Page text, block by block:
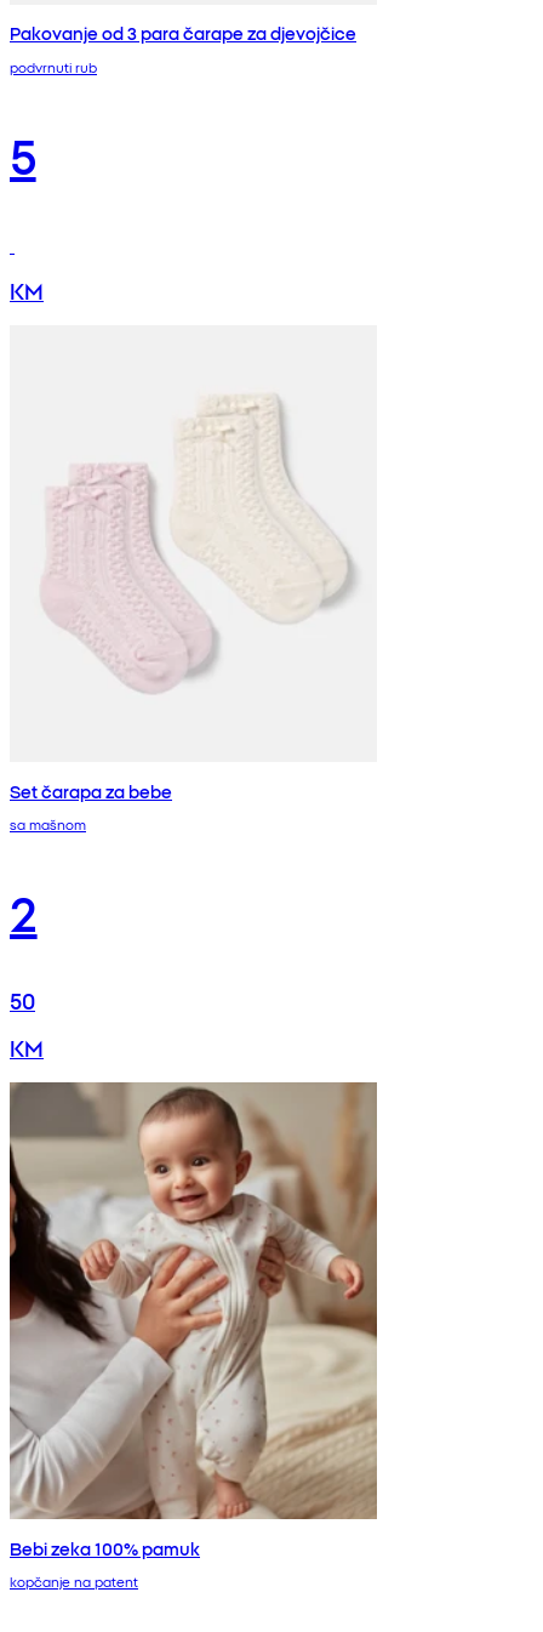
Pakovanje od 3 para čarape za djevojčice
podvrnuti rub
5
KM
Set čarapa za bebe
sa mašnom
2
50
KM
Bebi zeka 100% pamuk
kopčanje na patent